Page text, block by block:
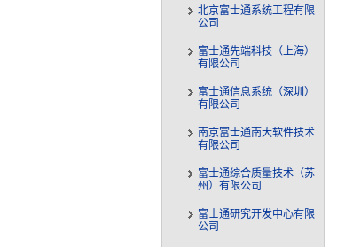
北京富士通系统工程有限
公司
富士通先端科技（上海）
有限公司
富士通信息系统（深圳）
有限公司
南京富士通南大软件技术
有限公司
富士通综合质量技术（苏
州）有限公司
富士通研究开发中心有限
公司